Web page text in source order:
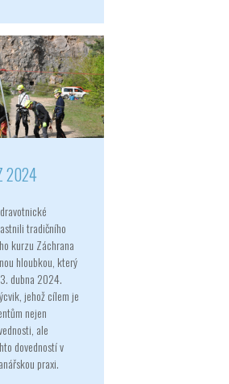
2024
tradičního
kurzu Záchrana
hloubkou, který
dubna 2024.
jehož cílem je
nejen
ale
dovedností v
praxi.